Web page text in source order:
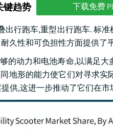
键趋势 下载免费
行跑车,重型出行跑车. 标
久性和可负担性方面提供了
的动力和电池寿命,以满足
地形的能力使它们对寻求
供,这进一步推动了它们在市